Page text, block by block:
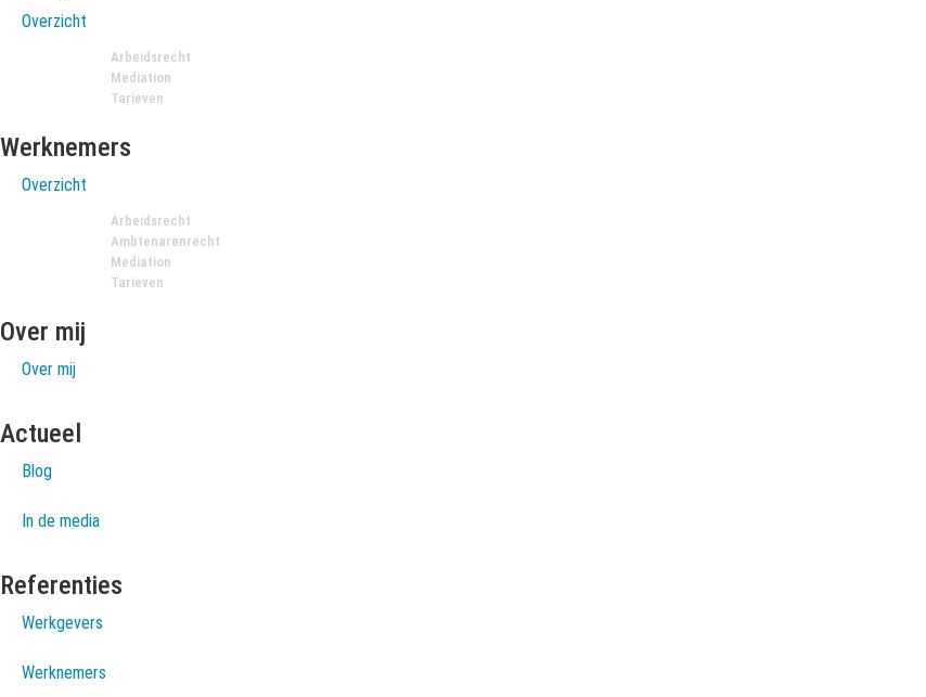
Overzicht
Arbeidsrecht
Mediation
Tarieven
Werknemers
Overzicht
Arbeidsrecht
Ambtenarenrecht
Mediation
Tarieven
Over mij
Over mij
Actueel
Blog
In de media
Referenties
Werkgevers
Werknemers